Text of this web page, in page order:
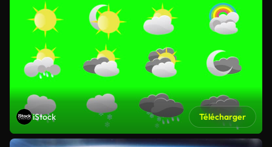
iStock Télécharger